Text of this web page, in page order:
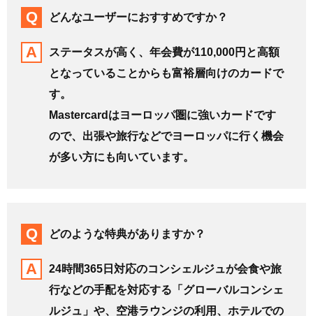
どんなユーザーにおすすめですか？
ステータスが高く、年会費が110,000円と高額
となっていることからも富裕層向けのカードで
す。
Mastercardはヨーロッパ圏に強いカードです
ので、出張や旅行などでヨーロッパに行く機会
が多い方にも向いています。
どのような特典がありますか？
24時間365日対応のコンシェルジュが会食や旅
行などの手配を対応する「グローバルコンシェ
ルジュ」や、空港ラウンジの利用、ホテルでの